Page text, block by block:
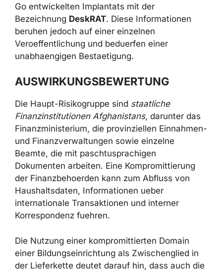
eingesetzt worden sein, die ueber WhatsApp
mit Koederinhalten zum Thema Beschaffung
von Panzerfahrzeugen verbreitet wurden. Die
Infektionskette fuehrte zur Installation eines in
Go entwickelten Implantats mit der
beruhen jedoch auf einer einzelnen
unabhaengigen Bestaetigung.
AUSWIRKUNGSBEWERTUNG
Die Haupt-Risikogruppe sindstaatliche
Finanzinstitutionen Afghanistans, darunter
das Finanzministerium, die provinziellen
Einnahmen- und Finanzverwaltungen sowie
einzelne Beamte, die mit paschtusprachigen
Dokumenten arbeiten. Eine Kompromittierung
Haushaltsdaten, Informationen ueber
internationale Transaktionen und interner
Korrespondenz fuehren.